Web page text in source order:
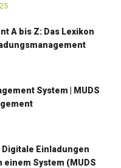
A bis Z: Das Lexikon
System | MUDS
Einladungen
einem System (MUDS